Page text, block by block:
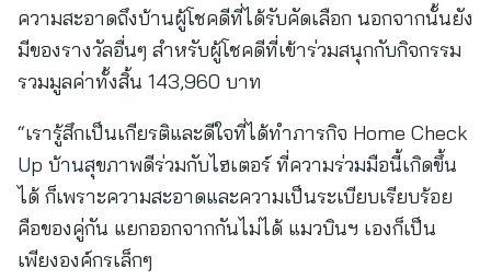
ความสะอาดถึงบ้านผู้โชคดีที่ได้รับคัดเลือก นอกจากนั้นยัง
มีของรางวัลอื่นๆ สำหรับผู้โชคดีที่เข้าร่วมสนุกกับกิจกรรม
รวมมูลค่าทั้งสิ้น 143,960 บาท
“เรารู้สึกเป็นเกียรติและดีใจที่ได้ทำภารกิจ Home Check
Up บ้านสุขภาพดีร่วมกับไฮเตอร์ ที่ความร่วมมือนี้เกิดขึ้น
ได้ ก็เพราะความสะอาดและความเป็นระเบียบเรียบร้อย
คือของคู่กัน แยกออกจากกันไม่ได้ แมวบินฯ เองก็เป็น
เพียงองค์กรเล็กๆ